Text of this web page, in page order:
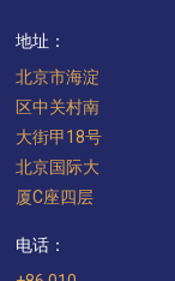
地址：
北京市海淀
区中关村南
大街甲18号
北京国际大
厦C座四层
电话：